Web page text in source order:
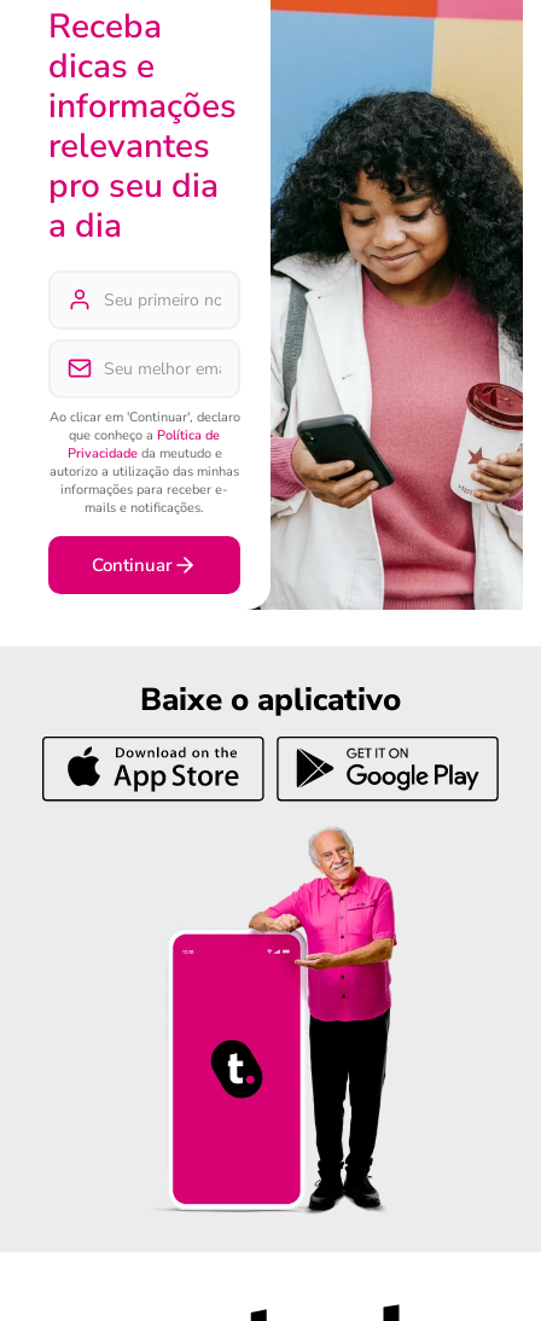
Receba
dicas e
informações
relevantes
pro seu dia
a dia
Ao clicar em 'Continuar', declaro
que conheço a Política de
Privacidadeda meutudo e
autorizo a utilização das minhas
informações para receber e-
mails e notificações.
Continuar
Baixe o aplicativo